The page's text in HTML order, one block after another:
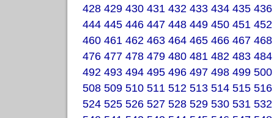
428 429 430 431 432 433 434 435 436
444 445 446 447 448 449 450 451 452
460 461 462 463 464 465 466 467 468
476 477 478 479 480 481 482 483 484
492 493 494 495 496 497 498 499 500
508 509 510 511 512 513 514 515 516
524 525 526 527 528 529 530 531 532